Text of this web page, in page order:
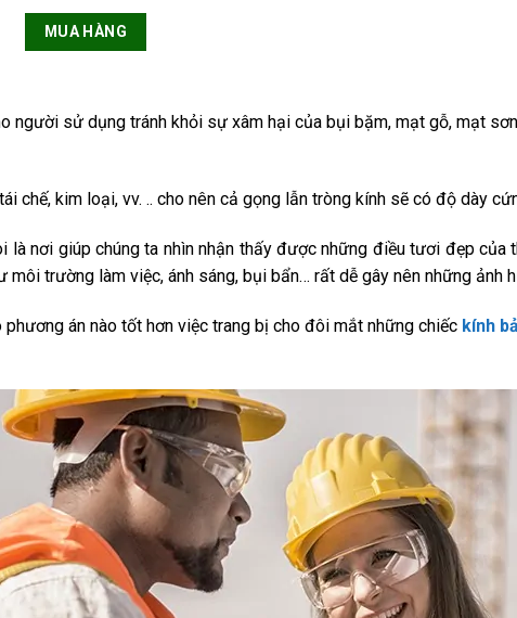
MUA HÀNG
người sử dụng tránh khỏi sự xâm hại của bụi bặm, mạt gỗ, mạt
chế, kim loại, vv. .. cho nên cả gọng lẫn tròng kính sẽ có độ dày
nơi giúp chúng ta nhìn nhận thấy được những điều tươi đẹp của
trường làm việc, ánh sáng, bụi bẩn… rất dễ gây nên những ảnh
án nào tốt hơn việc trang bị cho đôi mắt những chiếc kính